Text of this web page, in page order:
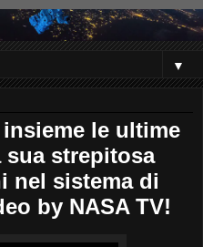
▼
le ultime
strepitosa
nel sistema di
by NASA TV!